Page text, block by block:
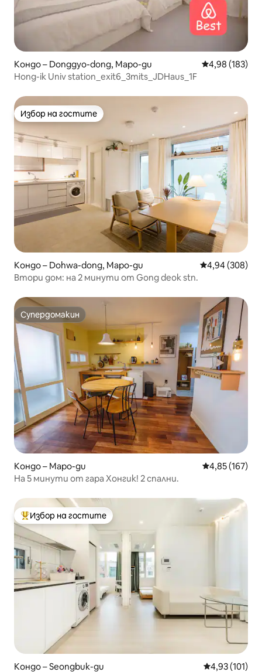
Кондо – Donggyo-dong, Mapo-gu Средна
4,98 (183)
Hong-ik Univ station_exit6_3mits_JDHaus_1F
Избор на гостите
Избор на гостите
Кондо – Dohwa-dong, Mapo-gu Средна
4,94 (308)
Втори дом: на 2 минути от Gong deok stn.
Супердомакин
Супердомакин
Кондо – Mapo-gu Средна
4,85 (167)
На 5 минути от гара Хонгик! 2 спални.
Най-популярен избор на гостите
Избор на гостите
Кондо – Seongbuk-gu Средна
4,93 (101)